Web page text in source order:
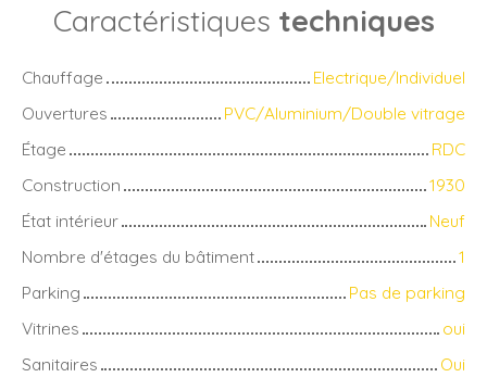
Caractéristiques techniques
Chauffage
Electrique/Individuel
Ouvertures
PVC/Aluminium/Double vitrage
Étage
RDC
Construction
1930
État intérieur
Neuf
Nombre d'étages du bâtiment
1
Parking
Pas de parking
Vitrines
oui
Sanitaires
Oui